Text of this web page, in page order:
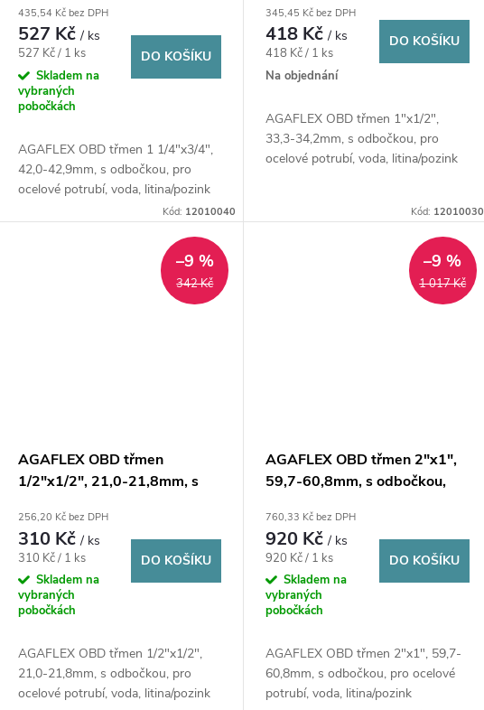
potrubí, voda, litina/pozink
435,54 Kč bez DPH
527 Kč/ ks
Měrná
cena:
527 Kč / 1 ks
Skladem na
vybraných
pobočkách
DO KOŠÍKU
AGAFLEX OBD třmen 1 1/4"x3/4",
42,0-42,9mm, s odbočkou, pro
ocelové potrubí, voda, litina/pozink
Kód: 12010040
potrubí, voda, litina/pozink
345,45 Kč bez DPH
418 Kč/ ks
Měrná
cena:
418 Kč / 1 ks
Na objednání
DO KOŠÍKU
AGAFLEX OBD třmen 1"x1/2",
33,3-34,2mm, s odbočkou, pro
ocelové potrubí, voda, litina/pozink
Kód: 12010030
342 Kč
–9 %
AGAFLEX OBD třmen
1/2"x1/2", 21,0-21,8mm, s
potrubí, voda, litina/pozink
256,20 Kč bez DPH
310 Kč/ ks
Měrná
cena:
310 Kč / 1 ks
Skladem na
vybraných
pobočkách
DO KOŠÍKU
AGAFLEX OBD třmen 1/2"x1/2",
21,0-21,8mm, s odbočkou, pro
ocelové potrubí, voda, litina/pozink
1 017 Kč
–9 %
AGAFLEX OBD třmen 2"x1",
59,7-60,8mm, s odbočkou,
litina/pozink
760,33 Kč bez DPH
920 Kč/ ks
Měrná
cena:
920 Kč / 1 ks
Skladem na
vybraných
pobočkách
DO KOŠÍKU
AGAFLEX OBD třmen 2"x1", 59,7-
60,8mm, s odbočkou, pro ocelové
potrubí, voda, litina/pozink